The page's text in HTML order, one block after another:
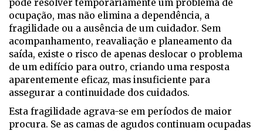
pode resolver temporariamente um problema de
ocupação, mas não elimina a dependência, a
fragilidade ou a ausência de um cuidador. Sem
acompanhamento, reavaliação e planeamento da
saída, existe o risco de apenas deslocar o problema
de um edifício para outro, criando uma resposta
aparentemente eficaz, mas insuficiente para
assegurar a continuidade dos cuidados.
Esta fragilidade agrava-se em períodos de maior
procura. Se as camas de agudos continuam ocupadas